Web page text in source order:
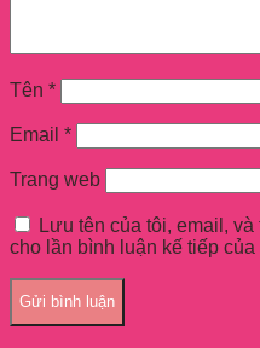
Tên *
Email *
Trang web
Lưu tên của tôi, email,
cho lần bình luận kế tiếp của